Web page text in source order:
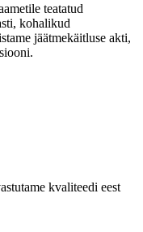
teatatud
kohalikud
jäätmekäitluse akti,
kvaliteedi eest